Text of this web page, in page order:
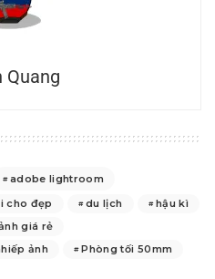
Quang
adobe lightroom
cho đẹp du lịch
hậu kì
giá rẻ
ảnh
Phòng tối 50mm